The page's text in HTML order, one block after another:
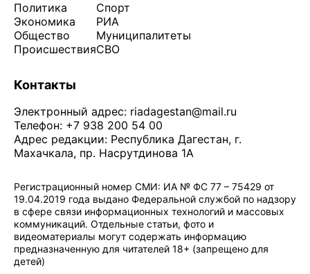
Политика
Экономика
Общество
Происшествия
Спорт
РИА
Муниципалитеты
СВО
Контакты
Электронный адрес: riadagestan@mail.ru
Телефон: +7 938 200 54 00
Адрес редакции: Республика Дагестан, г.
Махачкала, пр. Насрутдинова 1А
Регистрационный номер СМИ: ИА № ФС 77 – 75429 от
19.04.2019 года выдано Федеральной службой по надзору
в сфере связи информационных технологий и массовых
коммуникаций. Отдельные статьи, фото и
видеоматериалы могут содержать информацию
предназначенную для читателей 18+ (запрещено для
детей)